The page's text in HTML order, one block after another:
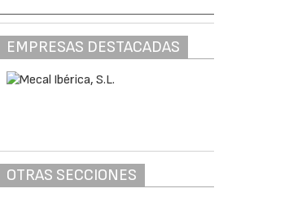
EMPRESAS DESTACADAS
OTRAS SECCIONES